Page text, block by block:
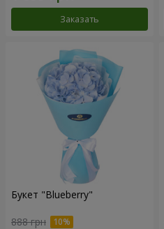
Заказать
Букет "Blueberry"
888 грн